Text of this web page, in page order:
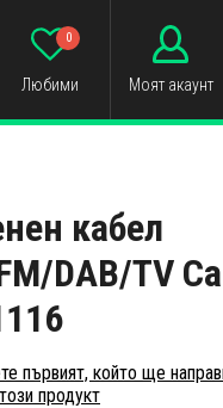
Любими
0
Моят акаунт
кабел
DAB/TV
първият, който ще
продукт